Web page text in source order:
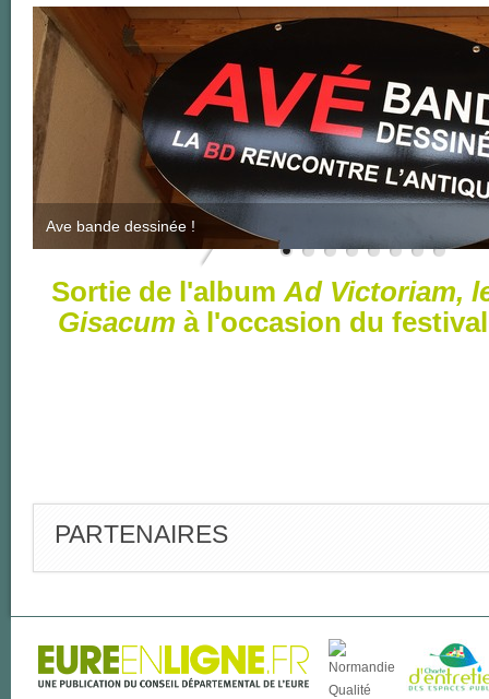
Ave bande dessinée !
Sortie de l'albumAd Victoriam,
Gisacum à l'occasion du
PARTENAIRES